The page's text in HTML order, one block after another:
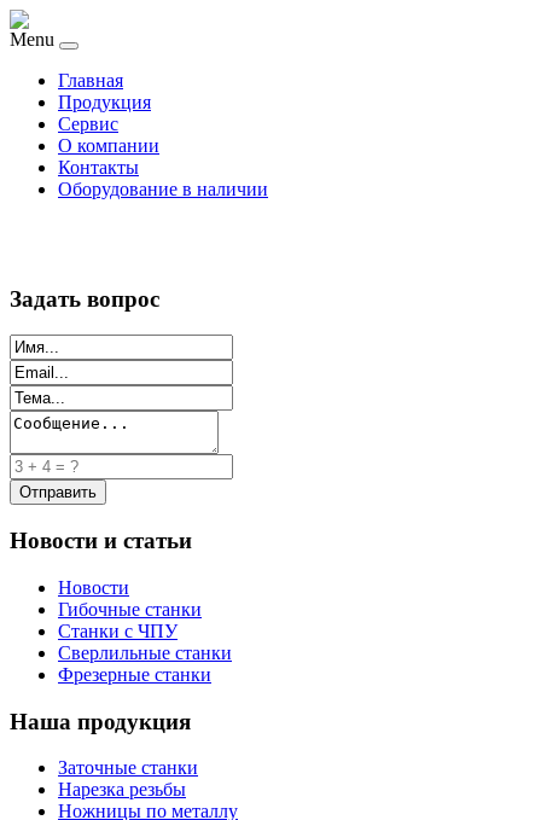
Menu
Главная
Продукция
Сервис
О компании
Контакты
Оборудование в наличии
Задать вопрос
Новости и статьи
Новости
Гибочные станки
Станки с ЧПУ
Сверлильные станки
Фрезерные станки
Наша продукция
Заточные станки
Нарезка резьбы
Ножницы по металлу